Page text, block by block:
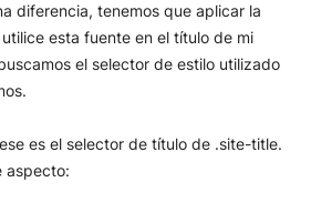
diferencia, tenemos que aplicar la
esta fuente en el título de mi
el selector de estilo utilizado
es el selector de título de .site-title.
aspecto: